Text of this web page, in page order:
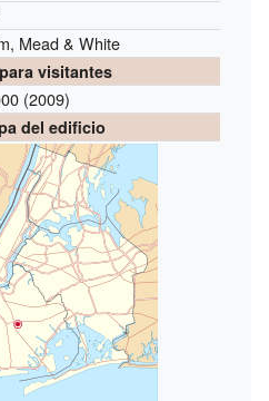
Mead & White
visitantes
(2009)
del edificio